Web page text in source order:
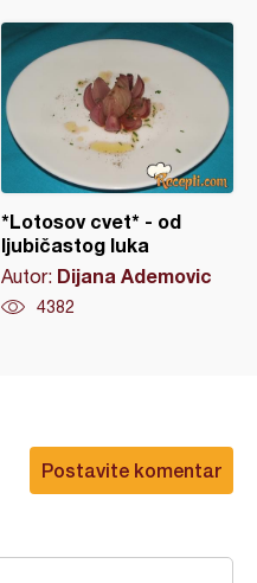
*Lotosov cvet* - od
ljubičastog luka
Autor: Dijana Ademovic
4382
Postavite komentar